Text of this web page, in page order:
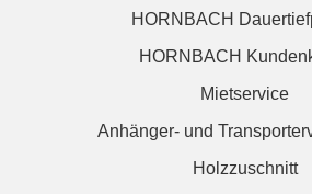
HORNBACH
HORNBACH
Mietservice
Anhänger- und
Holzzuschnitt